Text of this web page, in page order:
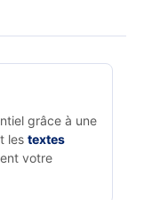
grâce à une
les textes
votre